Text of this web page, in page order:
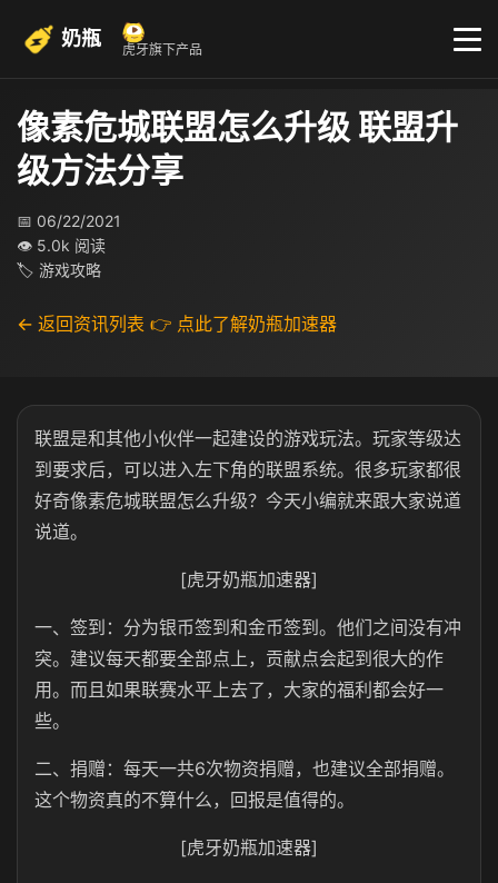
奶瓶 虎牙旗下产品
像素危城联盟怎么升级 联盟升
级方法分享
📅 06/22/2021
👁 5.0k 阅读
🏷 游戏攻略
← 返回资讯列表 👉 点此了解奶瓶加速器
联盟是和其他小伙伴一起建设的游戏玩法。玩家等级达
到要求后，可以进入左下角的联盟系统。很多玩家都很
好奇像素危城联盟怎么升级？今天小编就来跟大家说道
说道。
[虎牙奶瓶加速器]
一、签到：分为银币签到和金币签到。他们之间没有冲
突。建议每天都要全部点上，贡献点会起到很大的作
用。而且如果联赛水平上去了，大家的福利都会好一
些。
二、捐赠：每天一共6次物资捐赠，也建议全部捐赠。
这个物资真的不算什么，回报是值得的。
[虎牙奶瓶加速器]